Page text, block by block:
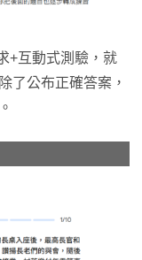
+互動式測驗，就
了公布正確答案，